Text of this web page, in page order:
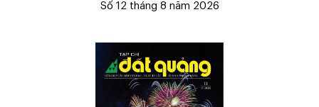
Số 12 tháng 8 năm 2026